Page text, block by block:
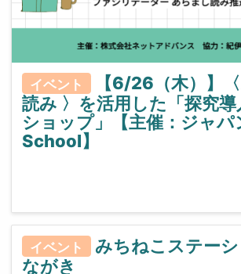
イベント
【6/26（木）】
読み 〉を活用した「探究導
ショップ」【主催：ジャ
School】
イベント
みちねこステー
ながき